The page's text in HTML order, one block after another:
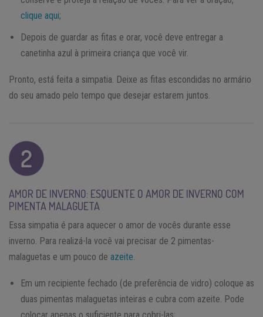
clique aqui;
Depois de guardar as fitas e orar, você deve entregar a
canetinha azul à primeira criança que você vir.
Pronto, está feita a simpatia. Deixe as fitas escondidas no armário
do seu amado pelo tempo que desejar estarem juntos.
AMOR DE INVERNO: ESQUENTE O AMOR DE INVERNO COM
PIMENTA MALAGUETA
Essa simpatia é para aquecer o amor de vocês durante esse
inverno. Para realizá-la você vai precisar de 2 pimentas-
malaguetas e um pouco de azeite
Em um recipiente fechado (de preferência de vidro) coloque as
duas pimentas malaguetas inteiras e cubra com azeite. Pode
colocar apenas o suficiente para cobri-las;